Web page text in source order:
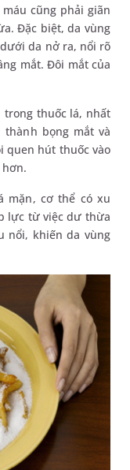
cũng phải giãn
Đặc biệt, da vùng
da nở ra, nổi rõ
mắt. Đôi mắt của
trong thuốc lá, nhất
bọng mắt và
quen hút thuốc vào
mặn, cơ thể có xu
lực từ việc dư thừa
nổi, khiến da vùng